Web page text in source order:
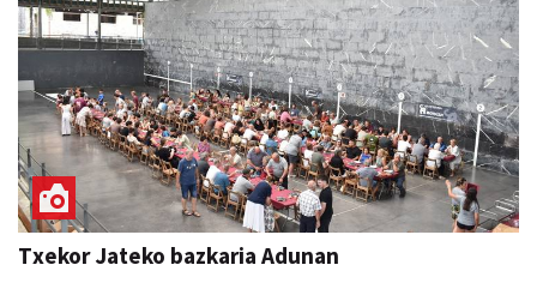
Txekor Jateko bazkaria Adunan